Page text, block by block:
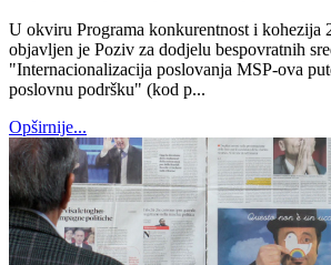
U okviru Programa konkurentnost i kohezija
objavljen je Poziv za dodjelu bespovratnih
"Internacionalizacija poslovanja MSP-ova
poslovnu podršku" (kod p...
Opširnije...